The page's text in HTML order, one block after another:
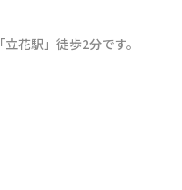
「立花駅 」 徒歩2分です。